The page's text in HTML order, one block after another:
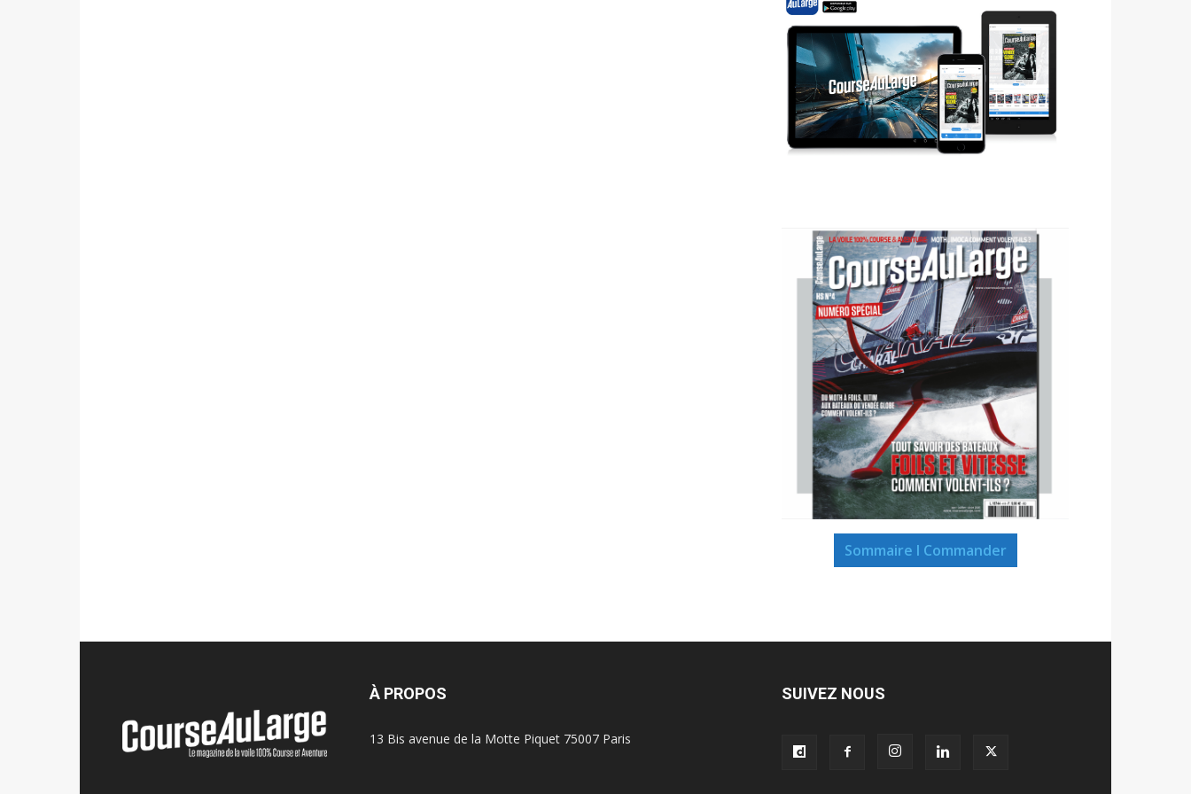
Sommaire I Commander
À PROPOS
13 Bis avenue de la Motte Piquet 75007 Paris
SUIVEZ NOUS